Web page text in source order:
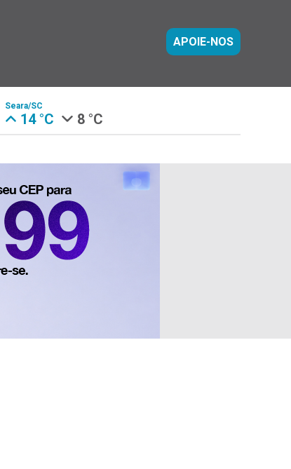
APOIE-NOS
Seara/SC
14 °C 8 °C